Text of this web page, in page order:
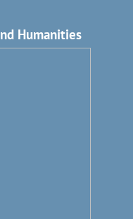
Humanities